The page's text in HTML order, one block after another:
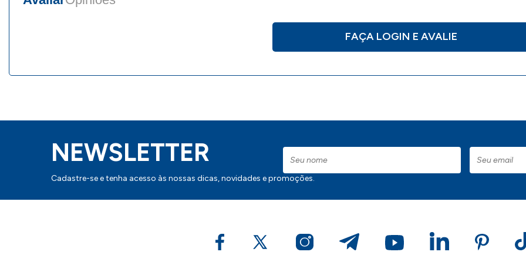
FAÇA LOGIN E AVALIE
NEWSLETTER
Cadastre-se e tenha acesso às nossas dicas, novidades e promoções.